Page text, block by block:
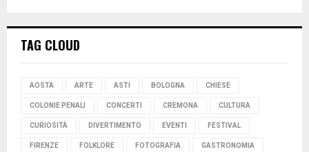
TAG CLOUD
AOSTA ARTE ASTI BOLOGNA CHIESE
COLONIE PENALI CONCERTI CREMONA CULTURA
CURIOSITÀ DIVERTIMENTO EVENTI FESTIVAL
FIRENZE FOLKLORE FOTOGRAFIA GASTRONOMIA